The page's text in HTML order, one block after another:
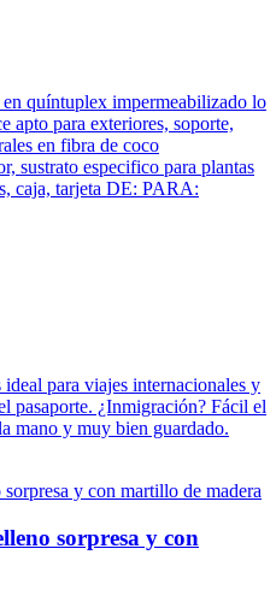
quíntuplex impermeabilizado lo
apto para exteriores, soporte,
en fibra de coco
sustrato especifico para plantas
caja, tarjeta DE: PARA:
para viajes internacionales y
pasaporte. ¿Inmigración? Fácil el
mano y muy bien guardado.
sorpresa y con